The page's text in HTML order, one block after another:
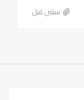
‏سنتين قبل